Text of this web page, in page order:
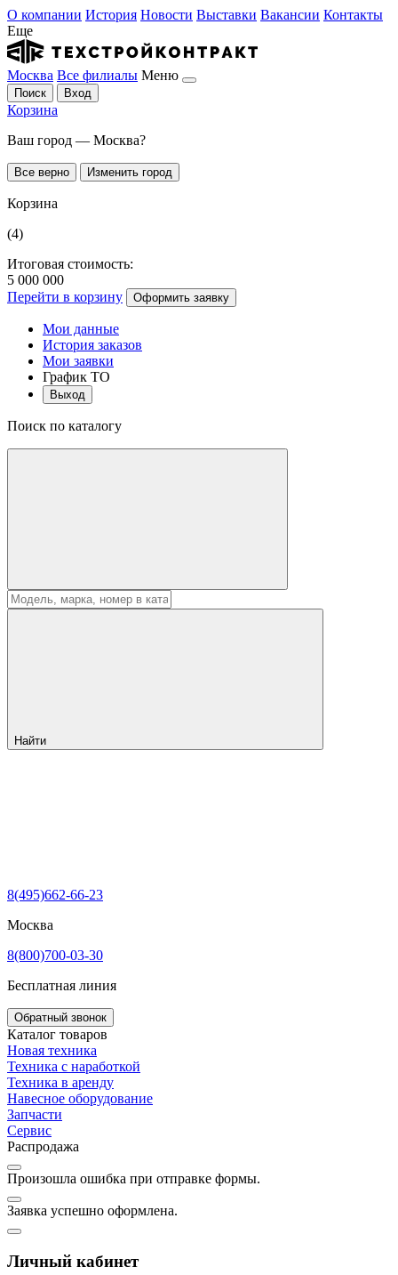
О компании История Новости Выставки Вакансии Контакты
Еще
Москва Все филиалы Меню
Поиск Вход
Корзина
Ваш город — Москва?
Все верно Изменить город
Корзина
(4)
Итоговая стоимость:
5 000 000
Перейти в корзину
Оформить заявку
Мои данные
История заказов
Мои заявки
График ТО
Выход
Поиск по каталогу
Найти
8(495)662-66-23
Москва
8(800)700-03-30
Бесплатная линия
Обратный звонок
Каталог товаров
Новая техника
Техника с наработкой
Техника в аренду
Навесное оборудование
Запчасти
Сервис
Распродажа
Произошла ошибка при отправке формы.
Заявка успешно оформлена.
Личный кабинет